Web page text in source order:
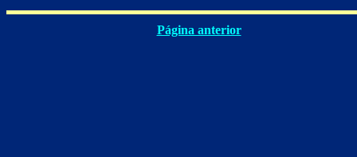
Página anterior